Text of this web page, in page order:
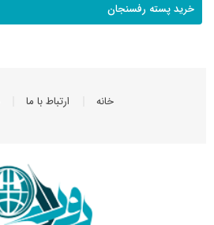
خرید پسته رفسنجان
خانه ارتباط با ما